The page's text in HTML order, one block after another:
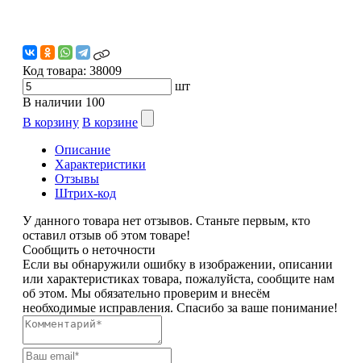
Код товара: 38009
шт
В наличии 100
В корзину В корзине
Описание
Характеристики
Отзывы
Штрих-код
У данного товара нет отзывов. Станьте первым, кто
оставил отзыв об этом товаре!
Сообщить о неточности
Если вы обнаружили ошибку в изображении, описании
или характеристиках товара, пожалуйста, сообщите нам
об этом. Мы обязательно проверим и внесём
необходимые исправления. Спасибо за ваше понимание!